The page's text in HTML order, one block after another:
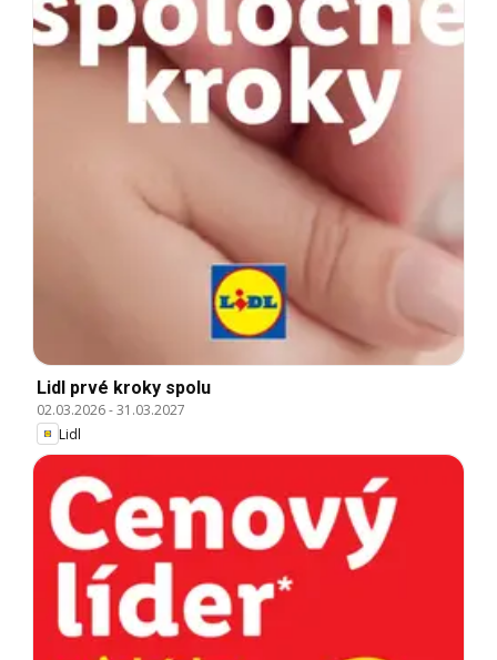
Lidl prvé kroky spolu
02.03.2026-31.03.2027
Lidl